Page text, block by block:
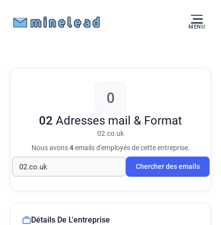
MENU
0
02 Adresses mail & Format
02.co.uk
Nous avons4emails d'employés de cette entreprise.
Chercher des emails
Détails De L'entreprise